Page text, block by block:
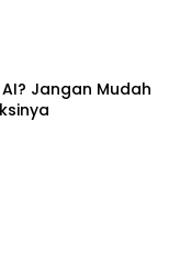
Jangan Mudah